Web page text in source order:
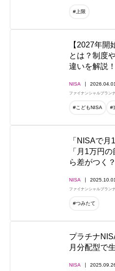
#上限
【2027年開
とは？制度
違いを解説！
NISA 2026.04.01
ファイナンシャルプラン
#こどもNISA #
「NISAで
「月1万円
ら差がつく？
NISA 2025.10.01
ファイナンシャルプラン
#つみたて
プラチナ
月分配型で
NISA